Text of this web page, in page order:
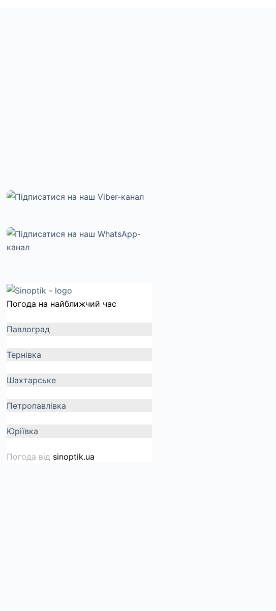
Погода на найближчий час
Павлоград
Тернівка
Шахтарське
Петропавлівка
Юріївка
Погода від sinoptik.ua